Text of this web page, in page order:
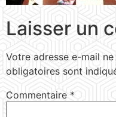
Laisser un
Votre adresse e-mail
obligatoires sont
Commentaire *